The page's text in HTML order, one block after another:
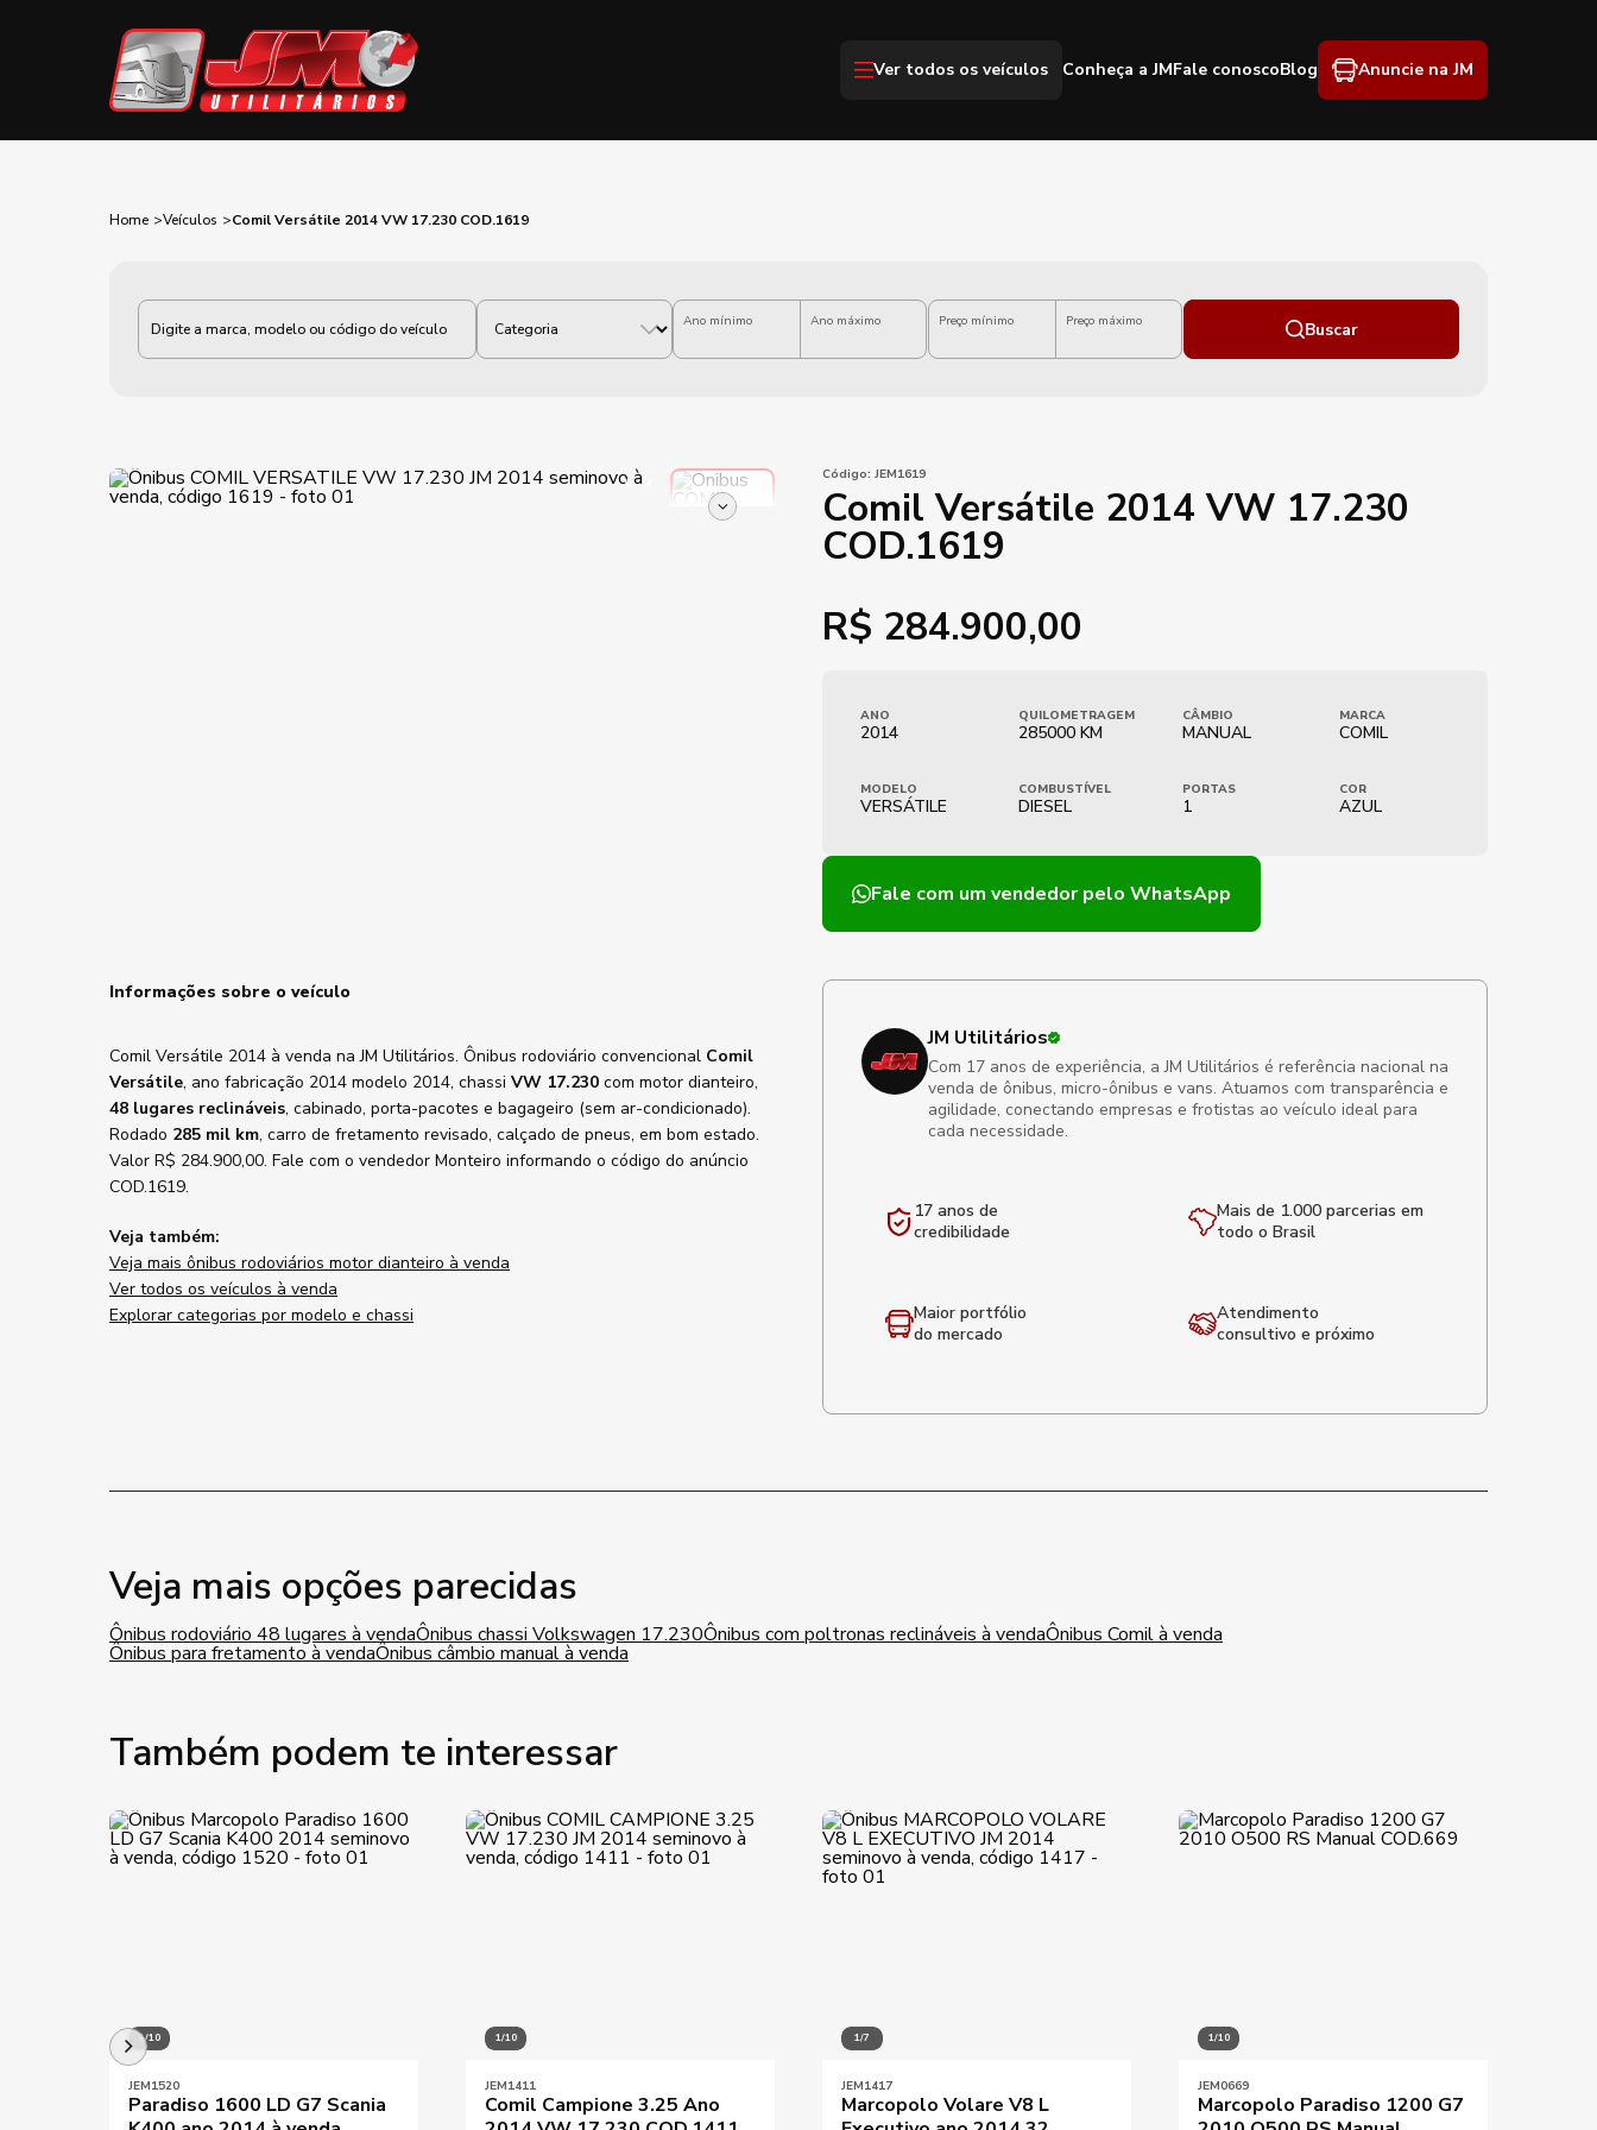
Ver todos os veículos Conheça a JMFale conoscoBlog Anuncie na JM
Home Veículos Comil Versátile 2014 VW 17.230 COD.1619
Categoria Ano mínimo Ano máximo Preço mínimo Preço máximo Buscar
Código: JEM1619
Comil Versátile 2014 VW 17.230
COD.1619
R$ 284.900,00
ANO
2014
QUILOMETRAGEM
285000 KM
CÂMBIO
MANUAL
MARCA
COMIL
MODELO
VERSÁTILE
COMBUSTÍVEL
DIESEL
PORTAS
1
COR
AZUL
Fale com um vendedorpelo WhatsApp
Informações sobre o veículo
Comil Versátile 2014 à venda na JM Utilitários. Ônibus rodoviário convencional Comil
Versátile, ano fabricação 2014 modelo 2014, chassi VW 17.230 com motor dianteiro,
48 lugares reclináveis, cabinado, porta-pacotes e bagageiro (sem ar-condicionado).
Rodado 285 mil km, carro de fretamento revisado, calçado de pneus, em bom estado.
Valor R$ 284.900,00. Fale com o vendedor Monteiro informando o código do anúncio
COD.1619.
Veja também:
Veja mais ônibus rodoviários motor dianteiro à venda
Ver todos os veículos à venda
Explorar categorias por modelo e chassi
JM Utilitários
Com 17 anos de experiência, a JM Utilitários é referência nacional na
venda de ônibus, micro-ônibus e vans. Atuamos com transparência e
agilidade, conectando empresas e frotistas ao veículo ideal para
cada necessidade.
17 anos de
credibilidade
Mais de 1.000 parcerias em
todo o Brasil
Maior portfólio
do mercado
Atendimento
consultivo e próximo
Veja mais opções parecidas
Ônibus rodoviário 48 lugares à vendaÔnibus chassi Volkswagen 17.230Ônibus com poltronas reclináveis à vendaÔnibus Comil à venda
Ônibus para fretamento à vendaÔnibus câmbio manual à venda
Também podem te interessar
1/10
JEM1520
Paradiso 1600 LD G7 Scania
1/10
JEM1411
Comil Campione 3.25 Ano
1/7
JEM1417
Marcopolo Volare V8 L
1/10
JEM0669
Marcopolo Paradiso 1200 G7